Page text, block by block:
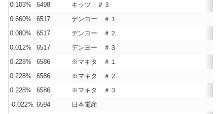
0.103%
6498
キッツ ＃３
0.660%
6517
デンヨー ＃１
0.080%
6517
デンヨー ＃２
0.012%
6517
デンヨー ＃３
0.228%
6586
※マキタ ＃１
0.228%
6586
※マキタ ＃２
0.228%
6586
※マキタ ＃３
-0.022% 6594
日本電産